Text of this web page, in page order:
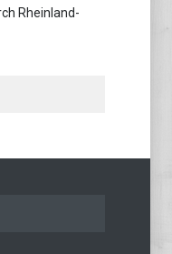
Rheinland-